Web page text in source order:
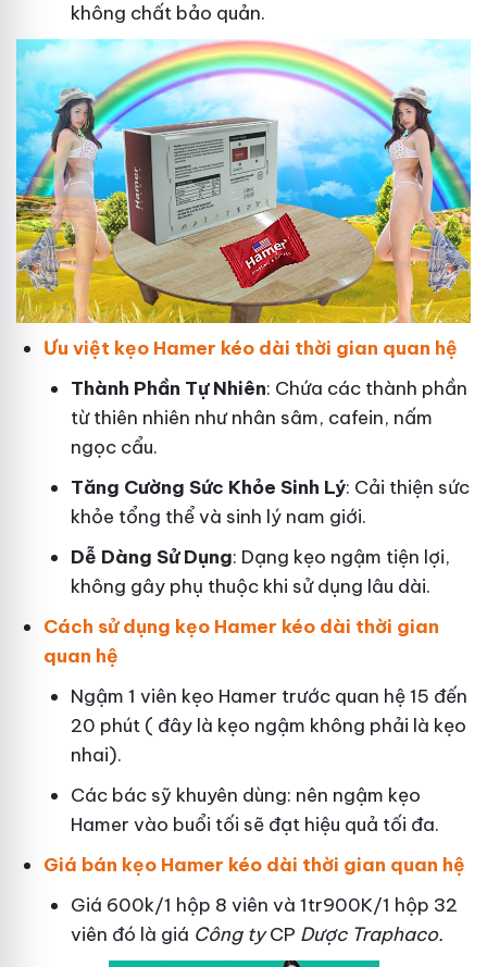
không chất bảo quản.
Ưu việt kẹo Hamer kéo dài thời gian quan hệ
Thành Phần Tự Nhiên: Chứa các thành phần
từ thiên nhiên như nhân sâm, cafein, nấm
ngọc cẩu.
Tăng Cường Sức Khỏe Sinh Lý: Cải thiện sức
khỏe tổng thể và sinh lý nam giới.
Dễ Dàng Sử Dụng: Dạng kẹo ngậm tiện lợi,
không gây phụ thuộc khi sử dụng lâu dài.
Cách sử dụng kẹo Hamer kéo dài thời gian
quan hệ
Ngậm 1 viên kẹo Hamer trước quan hệ 15 đến
20 phút ( đây là kẹo ngậm không phải là kẹo
nhai).
Các bác sỹ khuyên dùng: nên ngậm kẹo
Hamer vào buổi tối sẽ đạt hiệu quả tối đa.
Giá bán kẹo Hamer kéo dài thời gian quan hệ
Giá 600k/1 hộp 8 viên và 1tr900K/1 hộp 32
viên đó là giá Công tyCP Dược Traphaco.